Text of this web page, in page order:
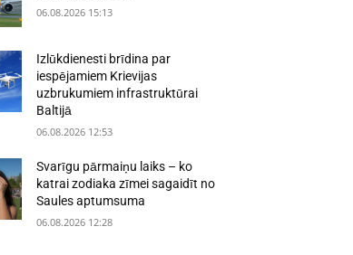
06.08.2026 15:13
Izlūkdienesti brīdina par
iespējamiem Krievijas
uzbrukumiem infrastruktūrai
Baltijā
06.08.2026 12:53
Svarīgu pārmaiņu laiks – ko
katrai zodiaka zīmei sagaidīt no
Saules aptumsuma
06.08.2026 12:28